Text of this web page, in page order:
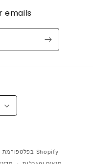
emails
בפלטפורמת Shopify